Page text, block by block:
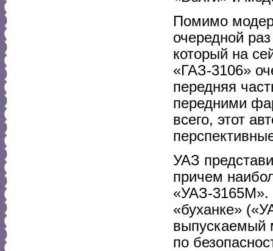
Помимо
очередной
который на
«ГАЗ-3106»
передняя
передними
всего, этот
УАЗ
причем
«УАЗ-3165М».
«буханке»
выпускаемый
по